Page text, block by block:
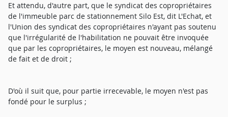
Et attendu, d'autre part, que le syndicat des copropriétaires
de l'immeuble parc de stationnement Silo Est, dit L'Echat, et
l'Union des syndicat des copropriétaires n'ayant pas soutenu
que l'irrégularité de l'habilitation ne pouvait être invoquée
que par les copropriétaires, le moyen est nouveau, mélangé
de fait et de droit ;
D'où il suit que, pour partie irrecevable, le moyen n'est pas
fondé pour le surplus ;